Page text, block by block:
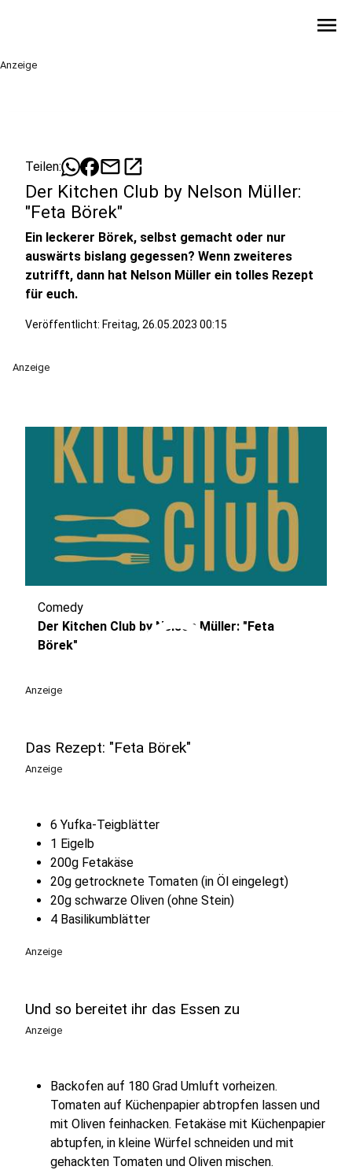
menu
Anzeige
Teilen: mailopen_in_new
Der Kitchen Club by Nelson Müller:
"Feta Börek"
Ein leckerer Börek, selbst gemacht oder nur
auswärts bislang gegessen? Wenn zweiteres
zutrifft, dann hat Nelson Müller ein tolles Rezept
für euch.
Veröffentlicht: Freitag, 26.05.2023 00:15
Anzeige
play_circle
Comedy
Der Kitchen Club by Nelson Müller: "Feta
Börek"
Anzeige
Das Rezept: "Feta Börek"
Anzeige
6 Yufka-Teigblätter
1 Eigelb
200g Fetakäse
20g getrocknete Tomaten (in Öl eingelegt)
20g schwarze Oliven (ohne Stein)
4 Basilikumblätter
Anzeige
Und so bereitet ihr das Essen zu
Anzeige
Backofen auf 180 Grad Umluft vorheizen.
Tomaten auf Küchenpapier abtropfen lassen und
mit Oliven feinhacken. Fetakäse mit Küchenpapier
abtupfen, in kleine Würfel schneiden und mit
gehackten Tomaten und Oliven mischen.